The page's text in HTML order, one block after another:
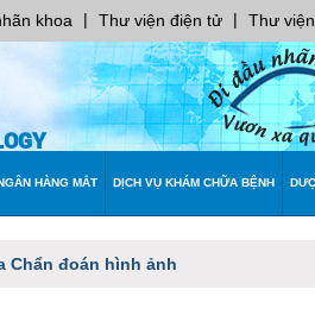
khoa | Thư viện điện tử | Thư
HÀNG MẮT DỊCH VỤ KHÁM CHỮA BỆNH
Chẩn đoán hình ảnh